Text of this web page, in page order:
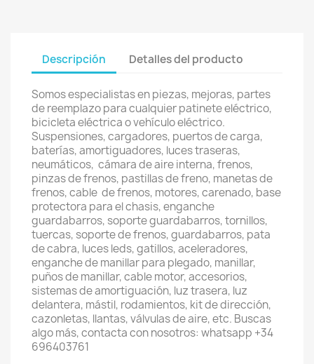
Descripción Detalles del producto
Somos especialistas en piezas, mejoras, partes
de reemplazo para cualquier patinete eléctrico,
bicicleta eléctrica o vehículo eléctrico.
Suspensiones, cargadores, puertos de carga,
baterías, amortiguadores, luces traseras,
neumáticos, cámara de aire interna, frenos,
pinzas de frenos, pastillas de freno, manetas de
frenos, cable de frenos, motores, carenado, base
protectora para el chasis, enganche
guardabarros, soporte guardabarros, tornillos,
tuercas, soporte de frenos, guardabarros, pata
de cabra, luces leds, gatillos, aceleradores,
enganche de manillar para plegado, manillar,
puños de manillar, cable motor, accesorios,
sistemas de amortiguación, luz trasera, luz
delantera, mástil, rodamientos, kit de dirección,
cazonletas, llantas, válvulas de aire, etc. Buscas
algo más, contacta con nosotros: whatsapp +34
696403761